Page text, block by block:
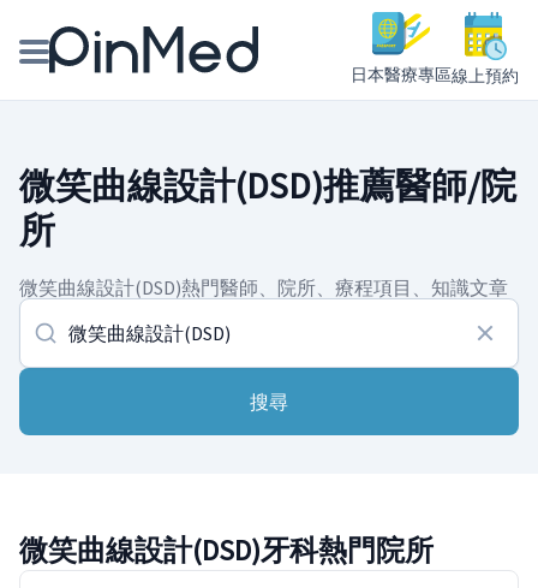
日本醫療專區線上預約
醫師專欄專訪
健康主題館
我是醫療人員
微笑曲線設計(DSD)推薦醫師/院
所
微笑曲線設計(DSD)熱門醫師、院所、療程項目、知識文章
搜尋
微笑曲線設計(DSD)牙科熱門院所